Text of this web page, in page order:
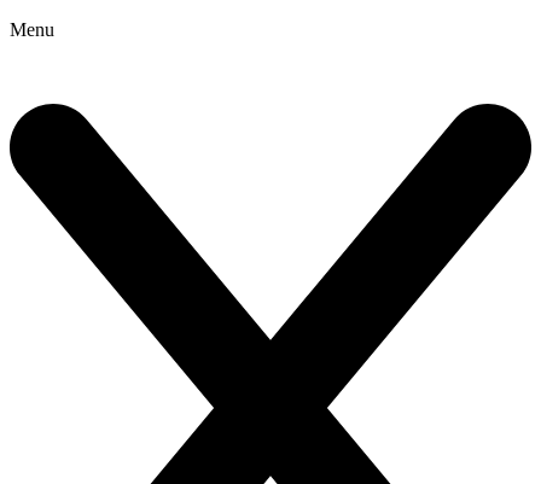
Menu